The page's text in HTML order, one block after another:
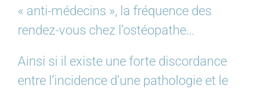
« anti-médecins », la fréquence des
rendez-vous chez l’ostéopathe…
Ainsi si il existe une forte discordance
entre l’incidence d’une pathologie et le